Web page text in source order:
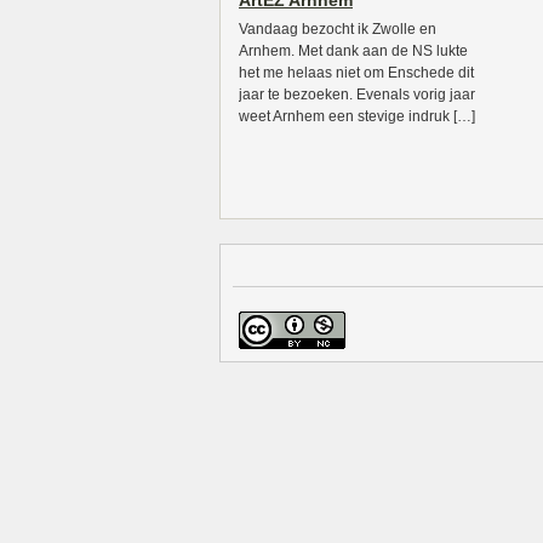
Vandaag bezocht ik Zwolle en
Arnhem. Met dank aan de NS lukte
het me helaas niet om Enschede dit
jaar te bezoeken. Evenals vorig jaar
weet Arnhem een stevige indruk […]